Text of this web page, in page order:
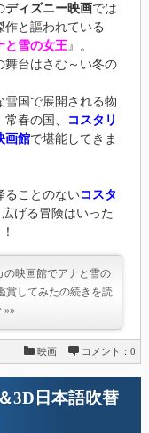
ディズニー映画では
作と謳われている
と雪の女王 』。
舞台はさむ～い冬の
雪国で展開される物
常春の国、
コスタリ
画館で堪能してきま
ることのないコスタ
げる冒険はいった
の映画館でアナと雪の
賞してみたの続きを読
»»
映画 コメント：0
3D日本語吹替